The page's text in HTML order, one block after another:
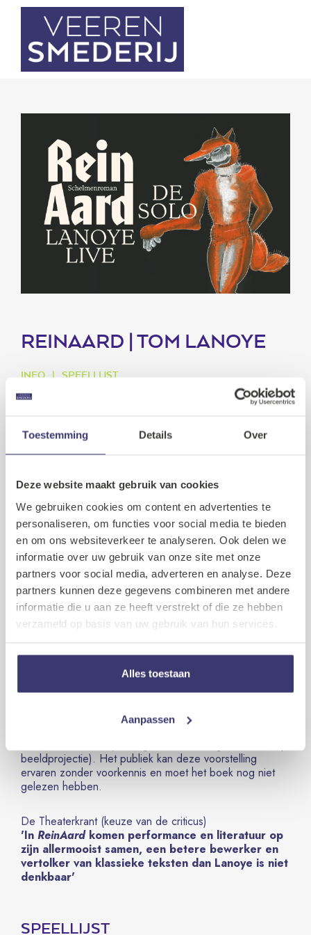
Toestemming Details Over
Deze website maakt gebruik van cookies
We gebruiken cookies om content en advertenties te
personaliseren, om functies voor social media te bieden
en om ons websiteverkeer te analyseren. Ook delen we
informatie over uw gebruik van onze site met onze
partners voor social media, adverteren en analyse. Deze
partners kunnen deze gegevens combineren met andere
informatie die u aan ze heeft verstrekt of die ze hebben
verzameld op basis van uw gebruik van hun services.
Alles toestaan
Aanpassen
REINAARD | TOM LANOYE
INFO SPEELLIJST
In de herfst van 2026 zal begenadigd performer
avond- vullend verbaal huzarenstuk gebaseerd op
ReinAard, zijn bestseller en eigen visie op de vos.
het geestige en het wrede, ronkend Nederlands
en platvloers Neder- Engels, maar altijd swingend
als de neten.
Dat maakt van ReinAard — de solo een unieke
belevenis: een schrijver die zich meet met antieke
personages en met de eigentijdse woorden die hij voor
hen bedacht. Een literaire vogelvlucht met een vos als
hoofdpersoon — ‘een superieure schelm, wiens
eeuwenoude streken verbijsterend actueel illustreren
hoe populisme werkt’, volgens Humo. Of: hoe de leugen
en uitgekookte vloeken.
ReinAard – de solo is een theatermonoloog in productie
glansrol. Hij brengt het boek tot leven op scène, op
basis van een uitgekiende dramaturgie en met de nodige
beeldprojectie). Het publiek kan deze voorstelling
ervaren zonder voorkennis en moet het boek nog niet
gelezen hebben.
De Theaterkrant (keuze van de criticus)
'In ReinAardkomen performance en literatuur op
zijn allermooist samen, een betere bewerker en
vertolker van klassieke teksten dan Lanoye is niet
denkbaar'
SPEELLIJST